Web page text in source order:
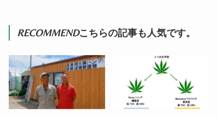
RECOMMENDこちらの記事も人気です。